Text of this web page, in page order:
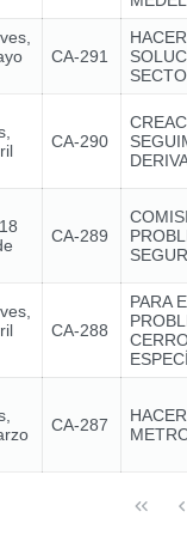
CA-291
CA-290
CA-289
CA-288
PARA
CA-287